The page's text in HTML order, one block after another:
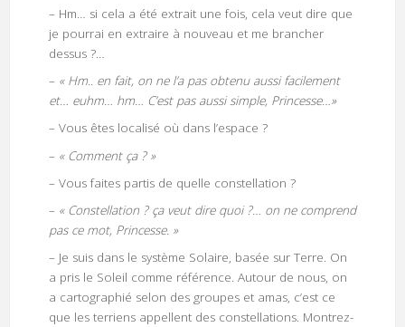
– Hm… si cela a été extrait une fois, cela veut dire que
je pourrai en extraire à nouveau et me brancher
dessus ?…
– « Hm.. en fait, on ne l’a pas obtenu aussi facilement
et… euhm… hm… C’est pas aussi simple, Princesse…»
– Vous êtes localisé où dans l’espace ?
– « Comment ça ? »
– Vous faites partis de quelle constellation ?
– « Constellation ? ça veut dire quoi ?… on ne comprend
pas ce mot, Princesse. »
– Je suis dans le système Solaire, basée sur Terre. On
a pris le Soleil comme référence. Autour de nous, on
a cartographié selon des groupes et amas, c’est ce
que les terriens appellent des constellations. Montrez-